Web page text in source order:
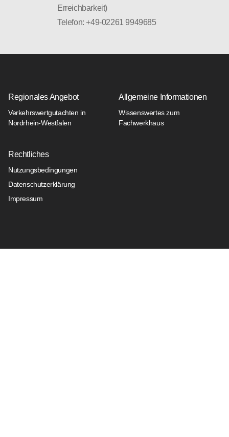
Erreichbarkeit)
Telefon: +49-02261 9949685
Regionales Angebot
Verkehrswertgutachten in
Nordrhein-Westfalen
Allgemeine Informationen
Wissenswertes zum
Fachwerkhaus
Rechtliches
Nutzungsbedingungen
Datenschutzerklärung
Impressum